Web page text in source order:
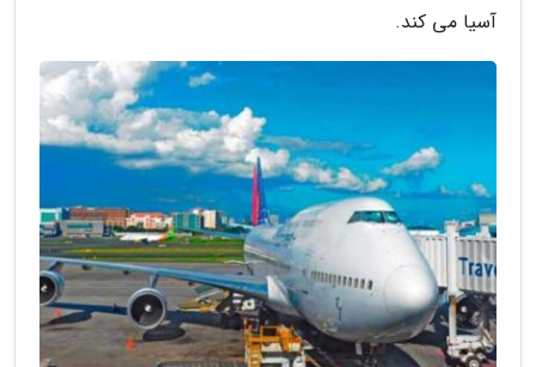
آسیا می کند.